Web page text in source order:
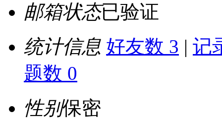
邮箱状态已验证
统计信息 好友数 3 | 记
题数 0
性别保密